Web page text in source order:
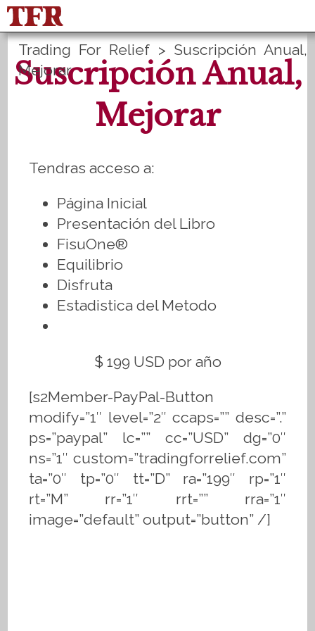
FisuOne® Equilibrio
Estadística del método
Inicio de sesión Registrate
Trading For Relief > Suscripción Anual,
Mejorar
Suscripción Anual,
Mejorar
Tendras acceso a:
Página Inicial
Presentación del Libro
FisuOne®
Equilibrio
Disfruta
Estadistica del Metodo
$ 199 USD por año
[s2Member-PayPal-Button
modify=”1″ level=”2″ ccaps=”” desc=”.”
ps=”paypal” lc=”” cc=”USD” dg=”0″
ns=”1″ custom=”tradingforrelief.com”
ta=”0″ tp=”0″ tt=”D” ra=”199″ rp=”1″
rt=”M” rr=”1″ rrt=”” rra=”1″
image=”default” output=”button” /]